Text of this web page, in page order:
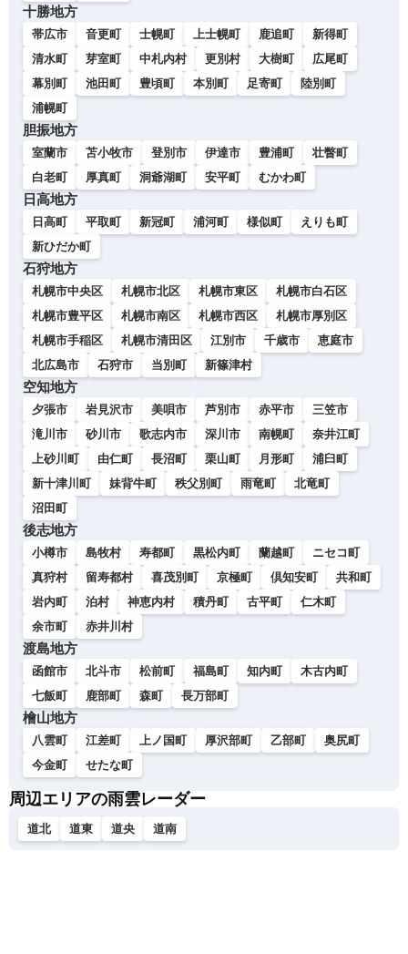
十勝地方
帯広市 音更町 士幌町 上士幌町 鹿追町
新得町
清水町
芽室町 中札内村 更別村 大樹町
広尾町
幕別町
池田町 豊頃町 本別町 足寄町
陸別町
浦幌町
胆振地方
室蘭市 苫小牧市 登別市 伊達市 豊浦町
壮瞥町
白老町
厚真町 洞爺湖町 安平町 むかわ町
日高地方
日高町 平取町 新冠町 浦河町 様似町
えりも町
新ひだか町
石狩地方
札幌市中央区 札幌市北区 札幌市東区
札幌市白石区
札幌市豊平区
札幌市南区 札幌市西区
札幌市厚別区
札幌市手稲区
札幌市清田区 江別市 千歳市
恵庭市
北広島市
石狩市 当別町 新篠津村
空知地方
夕張市 岩見沢市 美唄市 芦別市 赤平市
三笠市
滝川市
砂川市 歌志内市 深川市 南幌町
奈井江町
上砂川町
由仁町 長沼町 栗山町 月形町
浦臼町
新十津川町
妹背牛町 秩父別町 雨竜町
北竜町
沼田町
後志地方
小樽市 島牧村 寿都町 黒松内町 蘭越町
ニセコ町
真狩村
留寿都村 喜茂別町 京極町 倶知安町
共和町
岩内町
泊村 神恵内村 積丹町 古平町
仁木町
余市町
赤井川村
渡島地方
函館市 北斗市 松前町 福島町 知内町
木古内町
七飯町
鹿部町 森町 長万部町
檜山地方
八雲町 江差町 上ノ国町 厚沢部町 乙部町
奥尻町
今金町
せたな町
周辺エリアの雨雲レーダー
道北 道東 道央 道南